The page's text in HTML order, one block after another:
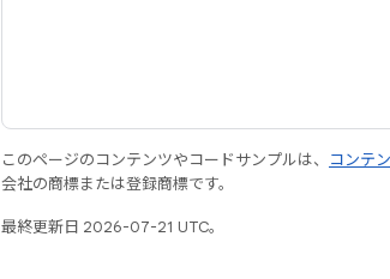
このページのコンテンツやコードサンプルは、 コンテ
会社の商標または登録商標です。
最終更新日 2026-07-21 UTC。